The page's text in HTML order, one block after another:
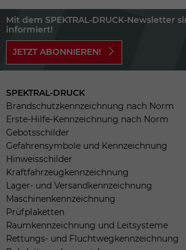
Mit dem SPEKTRAL-DRUCK-Newsletter
informiert!
JETZT ABONNIEREN!
SPEKTRAL-DRUCK
Brandschutzkennzeichnung nach Norm
Erste-Hilfe-Kennzeichnung nach Norm
Gebotsschilder
Gefahrensymbole und Kennzeichnung
Hinweisschilder
Kraftfahrzeugkennzeichnung
Lager- und Versandkennzeichnung
Maschinenkennzeichnung
Prüfplaketten
Raumkennzeichnung und Leitsysteme
Rettungs- und Fluchtwegkennzeichnung